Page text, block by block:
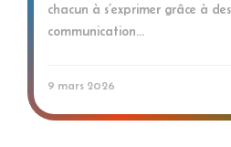
chacun à s’exprimer grâce à
communication...
9 mars 2026